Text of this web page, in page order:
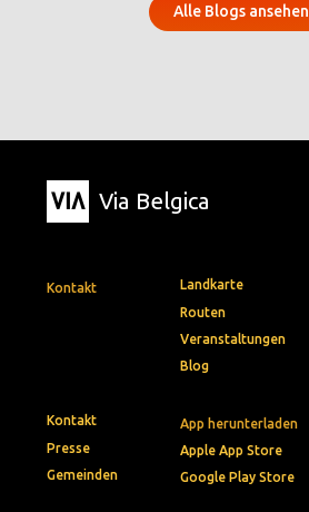
Alle Blogs ansehen
Via Belgica
Kontakt
App herunterladen
Apple App Store
Google Play Store
Landkarte
Routen
Veranstaltungen
Blog
Kontakt
Presse
Gemeinden